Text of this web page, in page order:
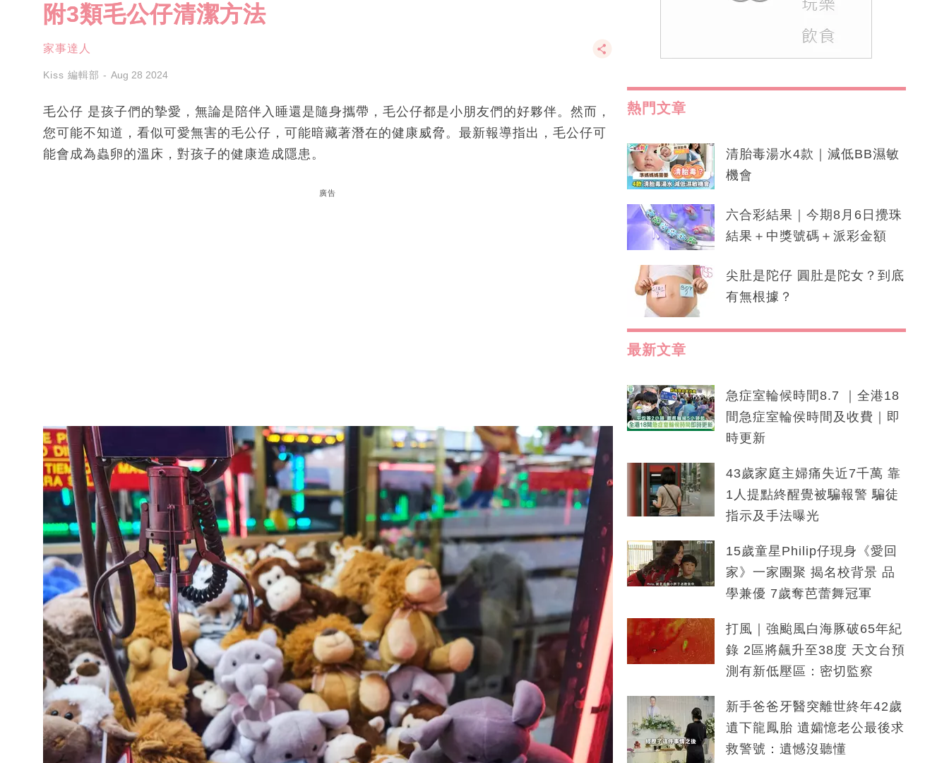
附3類毛公仔清潔方法
家事達人
Kiss 編輯部 Aug 28 2024
毛公仔 是孩子們的摯愛，無論是陪伴入睡還是隨身攜帶，毛公仔都是小朋友們的好夥伴。然而，
您可能不知道，看似可愛無害的毛公仔，可能暗藏著潛在的健康威脅。最新報導指出，毛公仔可
能會成為蟲卵的溫床，對孩子的健康造成隱患。
廣告
熱門文章
清胎毒湯水4款｜減低BB濕敏
機會
六合彩結果｜今期8月6日攪珠
結果＋中獎號碼＋派彩金額
尖肚是陀仔 圓肚是陀女？到底
有無根據？
最新文章
急症室輪候時間8.7 ｜全港18
間急症室輪侯時間及收費｜即
時更新
43歲家庭主婦痛失近7千萬 靠
1人提點終醒覺被騙報警 騙徒
指示及手法曝光
15歲童星Philip仔現身《愛回
家》一家團聚 揭名校背景 品
學兼優 7歲奪芭蕾舞冠軍
打風｜強颱風白海豚破65年紀
錄 2區將飆升至38度 天文台預
測有新低壓區：密切監察
新手爸爸牙醫突離世終年42歲
遺下龍鳳胎 遺孀憶老公最後求
救警號：遺憾沒聽懂